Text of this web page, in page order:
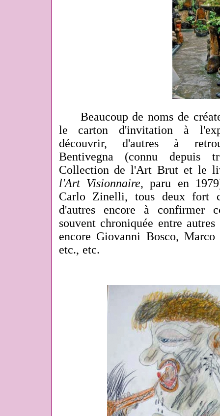
Beaucoup de noms de
le carton d'invitation à
découvrir, d'autres à
Bentivegna (connu depuis
Collection de l'Art Brut et le
l'Art Visionnaire, paru en
Carlo Zinelli, tous deux fort
d'autres encore à confirmer
souvent chroniquée entre
encore Giovanni Bosco,
etc., etc.